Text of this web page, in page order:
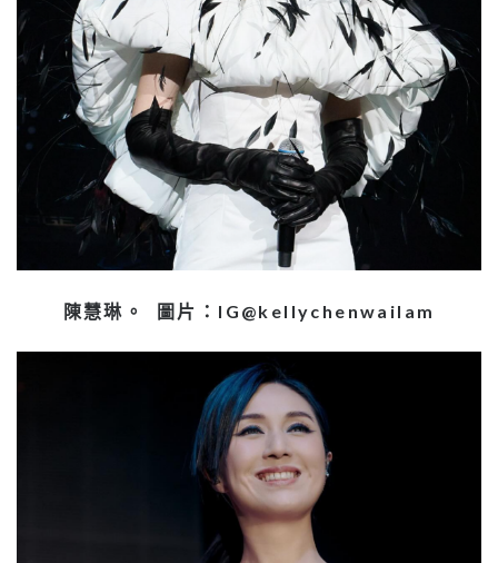
陳慧琳。 圖片：IG@kellychenwailam